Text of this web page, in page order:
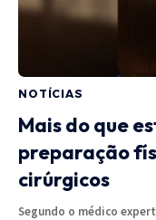
NOTÍCIAS
Mais do que
preparação
cirúrgicos
Segundo o médico